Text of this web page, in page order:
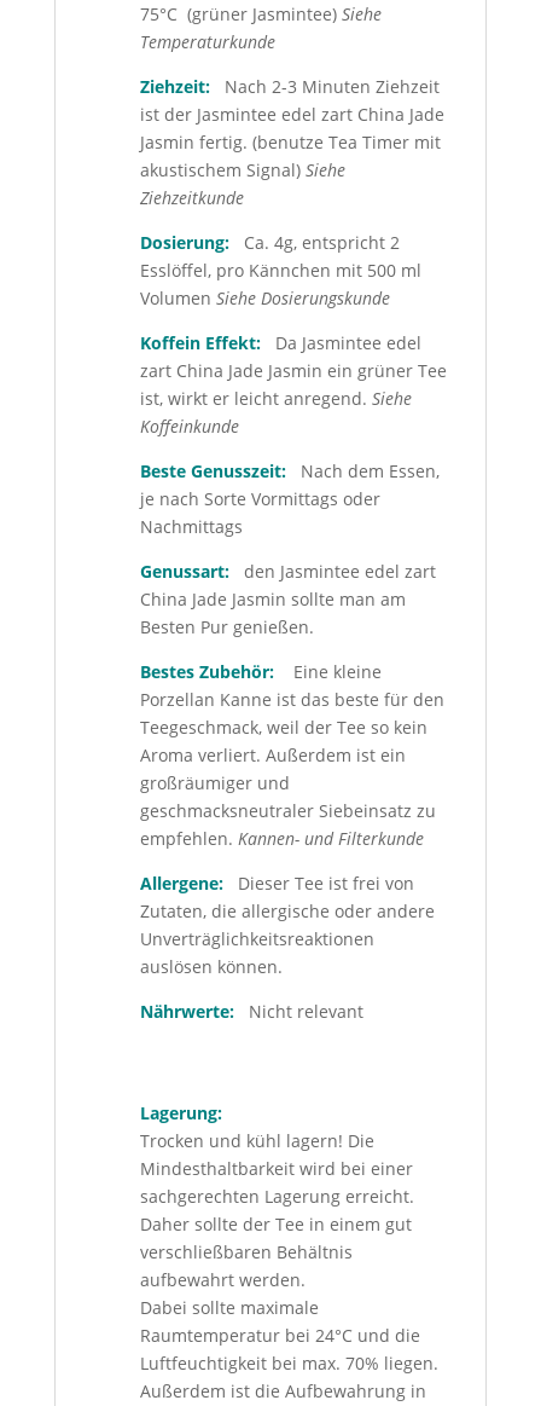
75°C (grüner Jasmintee) Siehe
Temperaturkunde
Ziehzeit:
Nach 2-3 Minuten Ziehzeit
ist der Jasmintee edel zart China Jade
Jasmin fertig. (benutze Tea Timer mit
akustischem Signal) Siehe
Ziehzeitkunde
Dosierung:
Ca. 4g, entspricht 2
Esslöffel, pro Kännchen mit 500 ml
Volumen Siehe Dosierungskunde
Koffein Effekt:
Da Jasmintee edel
zart China Jade Jasmin ein grüner Tee
ist, wirkt er leicht anregend. Siehe
Koffeinkunde
Beste Genusszeit:Nach dem Essen,
je nach Sorte Vormittags oder
Nachmittags
Genussart: den Jasmintee edel zart
China Jade Jasmin sollte man am
Besten Pur genießen.
Bestes Zubehör:Eine kleine
Porzellan Kanne ist das beste für den
Teegeschmack, weil der Tee so kein
Aroma verliert. Außerdem ist ein
großräumiger und
geschmacksneutraler Siebeinsatz zu
empfehlen. Kannen- und Filterkunde
Allergene:
Dieser Tee ist frei von
Zutaten, die allergische oder andere
Unverträglichkeitsreaktionen
auslösen können.
Nährwerte:
Nicht relevant
Lagerung:
Trocken und kühl lagern! Die
Mindesthaltbarkeit wird bei einer
sachgerechten Lagerung erreicht.
Daher sollte der Tee in einem gut
verschließbaren Behältnis
aufbewahrt werden.
Dabei sollte maximale
Raumtemperatur bei 24°C und die
Luftfeuchtigkeit bei max. 70% liegen.
Außerdem ist die Aufbewahrung in